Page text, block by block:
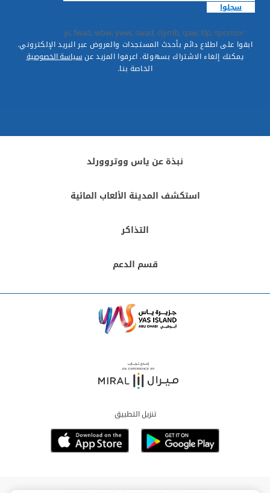
سجلوا
yi, fwad, wbw, yww, swad, clymb, qaw, tlp, sponsor
ابقوا على اطلاع دائم بأحدث المستجدات والعروض عبر البريد الإلكتروني.
يمكنك إلغاء الاشتراك بسهولة. اعرفوا المزيد عنسياسة الخصوصية
الخاصة بنا.
نبذة عن ياس ووتروورلد
استكشف المدينة الألعاب المائية
التذاكر
قسم الدعم
تنزيل التطبيق